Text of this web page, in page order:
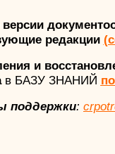
редакции
и
в БАЗУ ЗНАНИЙ
поддержки: